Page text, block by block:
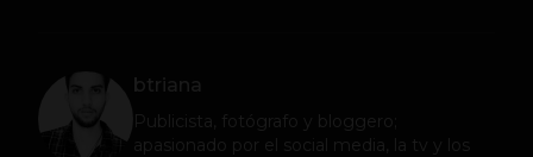
btriana
Publicista, fotógrafo y bloggero;
apasionado por el social media, la tv y los